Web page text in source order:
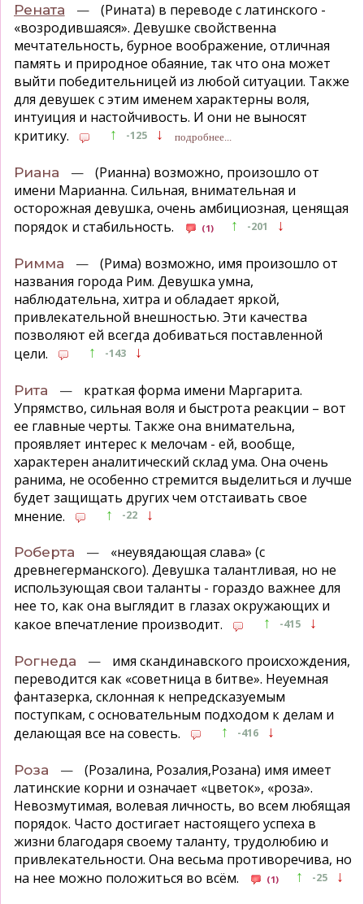
Рената —
(Рината) в переводе с латинского -
«возродившаяся». Девушке свойственна
мечтательность, бурное воображение, отличная
память и природное обаяние, так что она может
выйти победительницей из любой ситуации. Также
для девушек с этим именем характерны воля,
интуиция и настойчивость. И они не выносят
критику.
↑ -125 ↓ подробнее...
Риана —
(Рианна) возможно, произошло от
имени Марианна. Сильная, внимательная и
осторожная девушка, очень амбициозная, ценящая
порядок и стабильность.
(1) ↑ -201 ↓
Римма —
(Рима) возможно, имя произошло от
названия города Рим. Девушка умна,
наблюдательна, хитра и обладает яркой,
привлекательной внешностью. Эти качества
позволяют ей всегда добиваться поставленной
цели.
↑ -143 ↓
Рита —
краткая форма имени Маргарита.
Упрямство, сильная воля и быстрота реакции – вот
ее главные черты. Также она внимательна,
проявляет интерес к мелочам - ей, вообще,
характерен аналитический склад ума. Она очень
ранима, не особенно стремится выделиться и лучше
будет защищать других чем отстаивать свое
мнение.
↑ -22 ↓
Роберта —
«неувядающая слава» (с
древнегерманского). Девушка талантливая, но не
использующая свои таланты - гораздо важнее для
нее то, как она выглядит в глазах окружающих и
какое впечатление производит.
↑ -415 ↓
Рогнеда —
имя скандинавского происхождения,
переводится как «советница в битве». Неуемная
фантазерка, склонная к непредсказуемым
поступкам, с основательным подходом к делам и
делающая все на совесть.
↑ -416 ↓
Роза —
(Розалина, Розалия,Розана) имя имеет
латинские корни и означает «цветок», «роза».
Невозмутимая, волевая личность, во всем любящая
порядок. Часто достигает настоящего успеха в
жизни благодаря своему таланту, трудолюбию и
привлекательности. Она весьма противоречива, но
на нее можно положиться во всём.
(1) ↑ -25 ↓